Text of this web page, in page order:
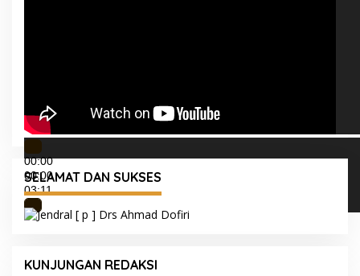
00:00
00:00
03:11
SELAMAT DAN SUKSES
KUNJUNGAN REDAKSI